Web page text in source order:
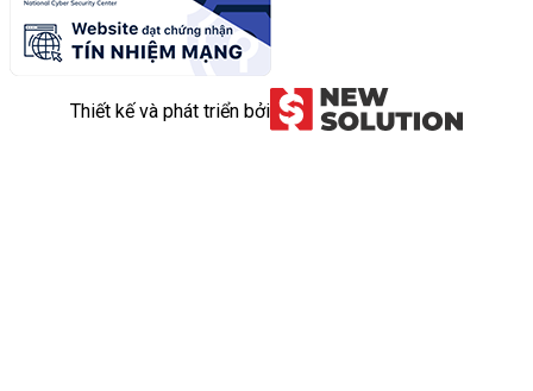
Thiết kế và phát triển bởi